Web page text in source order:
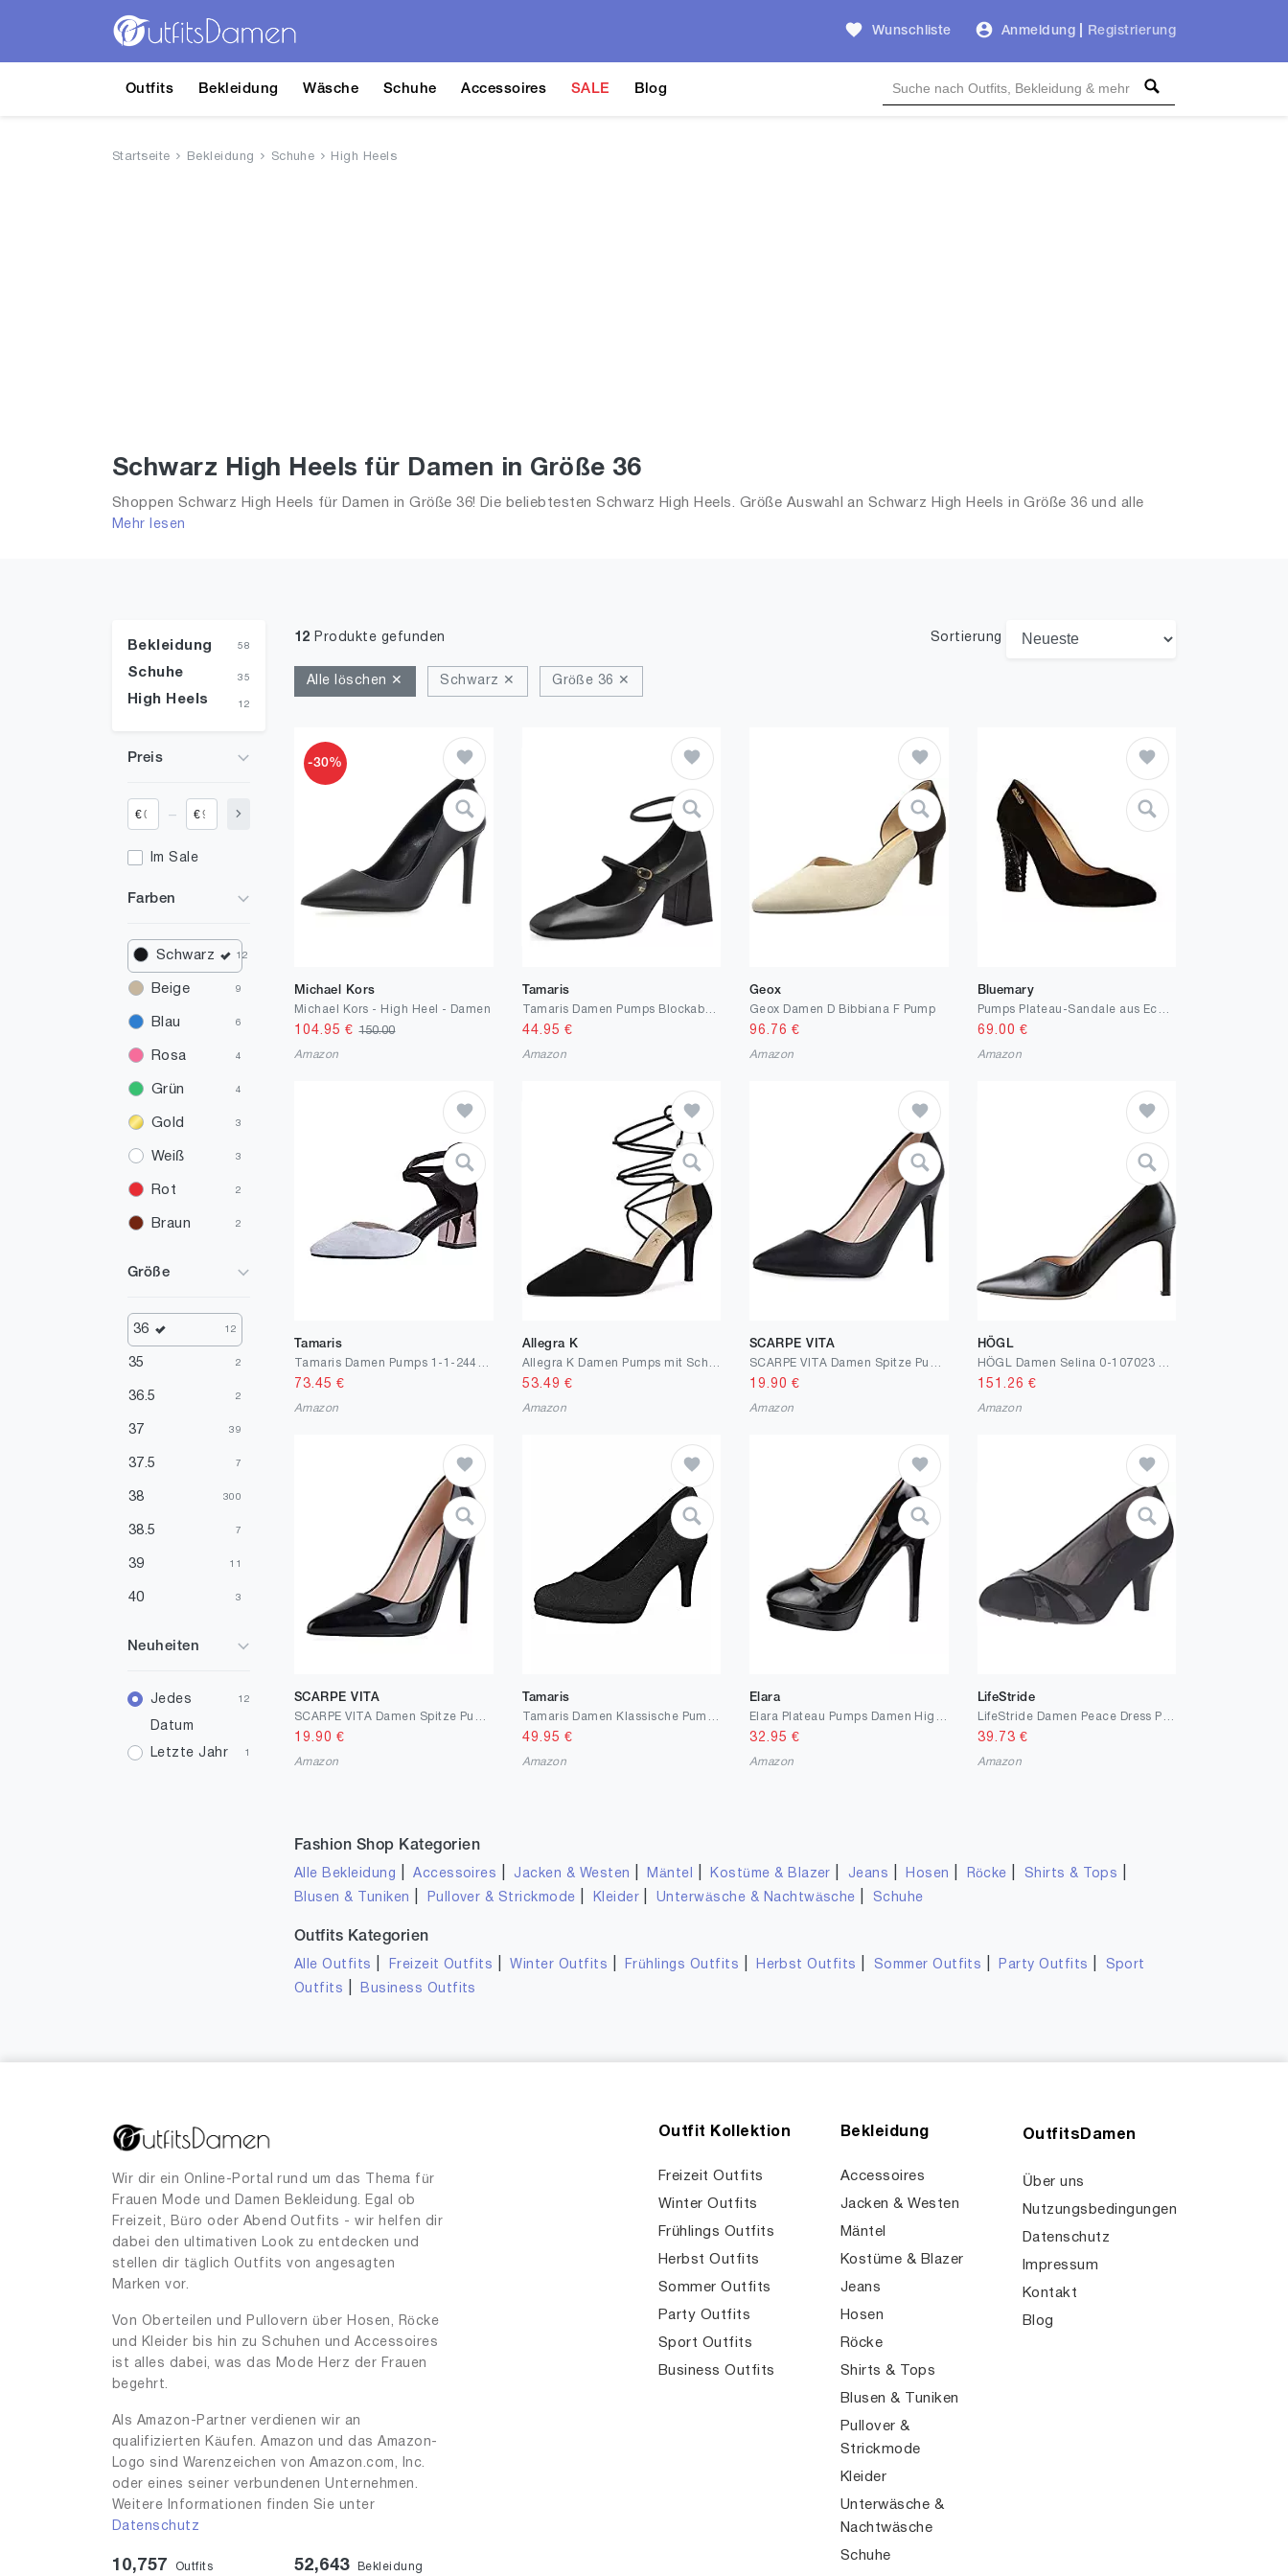
Wunschliste Anmeldung Registrierung
Outfits Bekleidung Wäsche Schuhe Accessoires SALE Blog
Startseite Bekleidung Schuhe High Heels
Schwarz High Heels für Damen in Größe 36
Shoppen Schwarz High Heels für Damen in Größe 36! Die beliebtesten Schwarz High Heels. Größe Auswahl an Schwarz High Heels in Größe 36 und alle
Trends aus 2026 für Frauen!
Mehr lesen
Bekleidung 58
Schuhe 35
High Heels 12
Preis
€ €
Im Sale
Farben
Schwarz 12
Beige 9
Blau 6
Rosa 4
Grün 4
Gold 3
Weiß 3
Rot 2
Braun 2
Violett 1
1
Größe
36 12
35 2
36.5 2
37 39
37.5 7
38 300
38.5 7
39 11
40 3
41.5 1
42.5
Neuheiten
Jedes
Datum
12
Letzte Jahr 1
12 Produkte gefunden Sortierung
Alle löschen ✕ Schwarz ✕ Größe 36 ✕
-30%
Michael Kors
Michael Kors - High Heel - Damen
104.95 €150.00
Amazon
Tamaris
44.95 €
Amazon
Geox
Geox Damen D Bibbiana F Pump
96.76 €
Amazon
Bluemary
69.00 €
Amazon
Tamaris
73.45 €
Amazon
Allegra K
53.49 €
Amazon
SCARPE VITA
19.90 €
Amazon
HÖGL
151.26 €
Amazon
SCARPE VITA
19.90 €
Amazon
Tamaris
49.95 €
Amazon
Elara
32.95 €
Amazon
LifeStride
39.73 €
Amazon
Fashion Shop Kategorien
Alle Bekleidung |Accessoires Jacken & Westen Mäntel Kostüme & Blazer Jeans Hosen Röcke Shirts & Tops
Blusen & Tuniken Pullover & Strickmode Kleider Unterwäsche & Nachtwäsche Schuhe
Outfits Kategorien
Alle Outfits Freizeit Outfits |Winter Outfits Frühlings Outfits Herbst Outfits Sommer Outfits Party Outfits
Sport
Outfits
Business Outfits
Wir dir ein Online-Portal rund um das Thema für
Frauen Mode und Damen Bekleidung. Egal ob
Freizeit, Büro oder Abend Outfits - wir helfen dir
dabei den ultimativen Look zu entdecken und
stellen dir täglich Outfits von angesagten
Marken vor.
Von Oberteilen und Pullovern über Hosen, Röcke
und Kleider bis hin zu Schuhen und Accessoires
ist alles dabei, was das Mode Herz der Frauen
begehrt.
Als Amazon-Partner verdienen wir an
qualifizierten Käufen. Amazon und das Amazon-
Logo sind Warenzeichen von Amazon.com, Inc.
oder eines seiner verbundenen Unternehmen.
Weitere Informationen finden Sie unter
Datenschutz
10,757 Outfits 52,643 Bekleidung
Outfit Kollektion
Freizeit Outfits
Winter Outfits
Frühlings Outfits
Herbst Outfits
Sommer Outfits
Party Outfits
Sport Outfits
Business Outfits
Bekleidung
Accessoires
Jacken & Westen
Mäntel
Kostüme & Blazer
Jeans
Hosen
Röcke
Shirts & Tops
Blusen & Tuniken
Pullover &
Strickmode
Kleider
Unterwäsche &
Nachtwäsche
Schuhe
OutfitsDamen
Über uns
Nutzungsbedingungen
Datenschutz
Impressum
Kontakt
Blog